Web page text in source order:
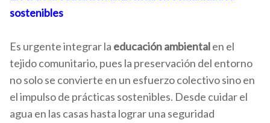
sostenibles
Es urgente integrar la educación ambientalen el
tejido comunitario, pues la preservación del entorno
no solo se convierte en un esfuerzo colectivo sino en
el impulso de prácticas sostenibles. Desde cuidar el
agua en las casas hasta lograr una seguridad